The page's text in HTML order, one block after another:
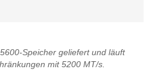
Speicher geliefert und läuft
mit 5200 MT/s.